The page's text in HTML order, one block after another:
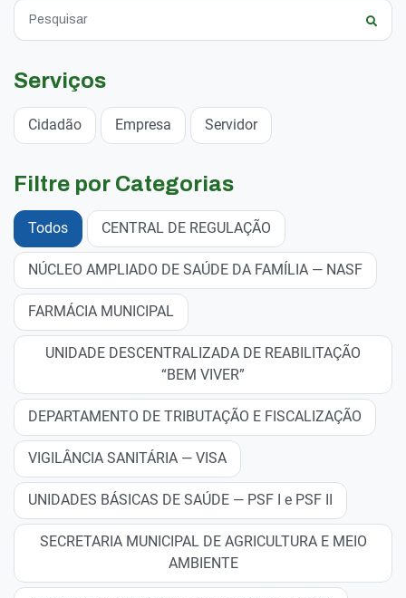
Serviços
Cidadão Empresa Servidor
Filtre por Categorias
Todos CENTRAL DE REGULAÇÃO
NÚCLEO AMPLIADO DE SAÚDE DA FAMÍLIA — NASF
FARMÁCIA MUNICIPAL
UNIDADE DESCENTRALIZADA DE REABILITAÇÃO
“BEM VIVER”
DEPARTAMENTO DE TRIBUTAÇÃO E FISCALIZAÇÃO
VIGILÂNCIA SANITÁRIA — VISA
UNIDADES BÁSICAS DE SAÚDE — PSF I e PSF II
SECRETARIA MUNICIPAL DE AGRICULTURA E MEIO
AMBIENTE